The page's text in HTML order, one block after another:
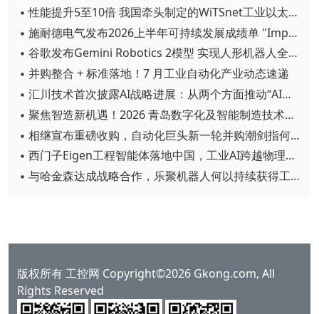
▪ 性能提升5至10倍 我国牵头制定的WiTSnet工业以太网国际标准正式发布
▪ 施耐德电气发布2026上半年可持续发展成绩单 "Impact 2030"路线图开局稳健
▪ 谷歌发布Gemini Robotics 2模型 实现人形机器人全身智能控制突破
▪ 并购整合 + 标准落地！7 月工业自动化产业动态速递
▪ 汇川技术首次披露AI战略进展：从两个方面推动“AI业务化”落地
▪ 聚焦智造新机遇！2026 青岛数字化及智能制造技术论坛圆满落幕
▪ 相继宣布重磅收购，自动化巨头新一轮并购潮剑指何方？
▪ 西门子Eigen工程智能体落地中国，工业AI跨越物理世界“确定性”拐点
▪ 与哈金森达成战略合作，乐聚机器人何以持续获得工业巨头青睐？
版权所有 工控网 Copyright©2026 Gkong.com, All
Rights Reserved